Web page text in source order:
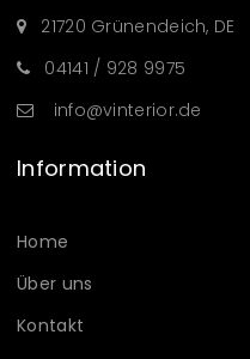
21720 Grünendeich, DE
04141 / 928 9975
info@vinterior.de
Information
Home
Über uns
Kontakt